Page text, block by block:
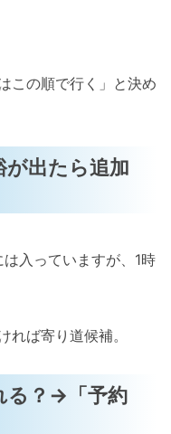
この順で行く」と決め
が出たら追加
入っていますが、1時
れば寄り道候補。
る？→「予約